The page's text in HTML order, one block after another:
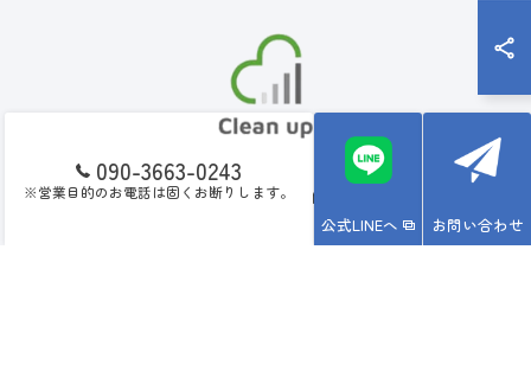
090-3663-0243
※営業目的のお電話は固くお断りします。
公式LINEへ お問い合わせ
© 2026 佐賀県唐津市の不用品回収なら片付け代行サービスC.U ALL RIGHTS